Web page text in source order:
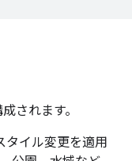
されます。
タイル変更を適用